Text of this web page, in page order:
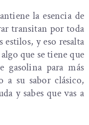
la esencia de
transitan por toda
y eso resalta
que se tiene que
gasolina para más
a su sabor clásico,
y sabes que vas a